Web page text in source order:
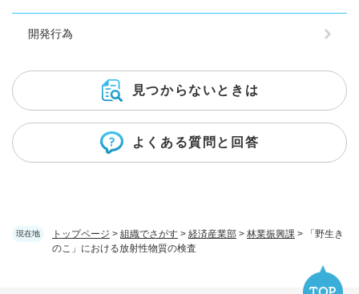
現在地 トップページ > 組織でさがす > 経済産業部 > 林業振興課 >
「野生き
のこ」における放射性物質の検査
開発行為
見つからないときは
よくある質問と回答